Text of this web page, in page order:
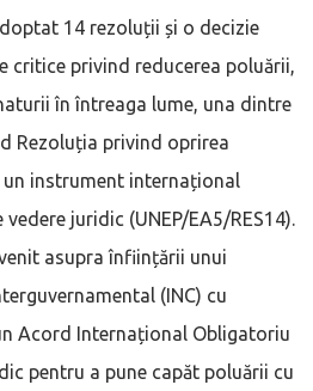
14 rezoluții și o decizie
critice privind reducerea poluării,
în întreaga lume, una dintre
Rezoluția privind oprirea
instrument internațional
juridic (UNEP/EA5/RES14).
asupra înființării unui
(INC) cu
Acord Internațional Obligatoriu
pentru a pune capăt poluării cu